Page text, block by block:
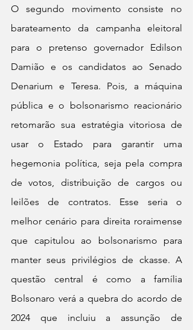
O segundo movimento consiste no
barateamento da campanha eleitoral
para o pretenso governador Edilson
Damião e os candidatos ao Senado
Denarium e Teresa. Pois, a máquina
pública e o bolsonarismo reacionário
retomarão sua estratégia vitoriosa de
usar o Estado para garantir uma
hegemonia política, seja pela compra
de votos, distribuição de cargos ou
leilões de contratos. Esse seria o
melhor cenário para direita roraimense
que capitulou ao bolsonarismo para
manter seus privilégios de ckasse. A
questão central é como a família
Bolsonaro verá a quebra do acordo de
2024 que incluiu a assunção de